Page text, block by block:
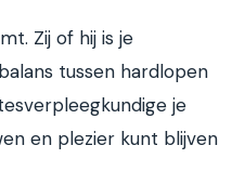
Zij of hij is je
tussen hardlopen
je
en plezier kunt blijven